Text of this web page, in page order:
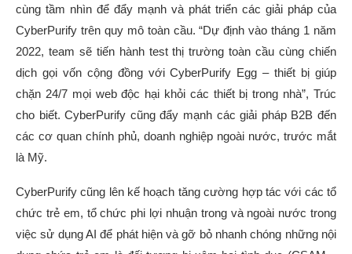
cùng tầm nhìn để đẩy mạnh và phát triển các giải pháp của
CyberPurify trên quy mô toàn cầu. “Dự định vào tháng 1 năm
2022, team sẽ tiến hành test thị trường toàn cầu cùng chiến
dịch gọi vốn cộng đồng với CyberPurify Egg – thiết bị giúp
chặn 24/7 mọi web độc hại khỏi các thiết bị trong nhà”, Trúc
cho biết. CyberPurify cũng đẩy mạnh các giải pháp B2B đến
các cơ quan chính phủ, doanh nghiệp ngoài nước, trước mắt
là Mỹ.
CyberPurify cũng lên kế hoạch tăng cường hợp tác với các tổ
chức trẻ em, tổ chức phi lợi nhuận trong và ngoài nước trong
việc sử dụng AI để phát hiện và gỡ bỏ nhanh chóng những nội